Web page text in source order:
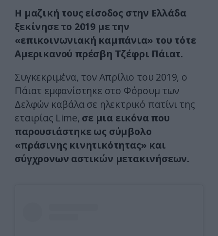
Η μαζική τους είσοδος στην Ελλάδα
ξεκίνησετο 2019 με την
«επικοινωνιακή καμπάνια» του τότε
Αμερικανού πρέσβη Τζέφρι Πάιατ.
Συγκεκριμένα, τον Απρίλιο του 2019, ο
Πάιατ εμφανίστηκε στο Φόρουμ των
Δελφών καβάλα σε ηλεκτρικό πατίνι της
εταιρίας Lime, σε μια εικόνα που
παρουσιάστηκε ως σύμβολο
«πράσινης κινητικότητας» και
σύγχρονων αστικών μετακινήσεων.